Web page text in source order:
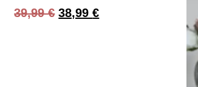
39,99€ 38,99€